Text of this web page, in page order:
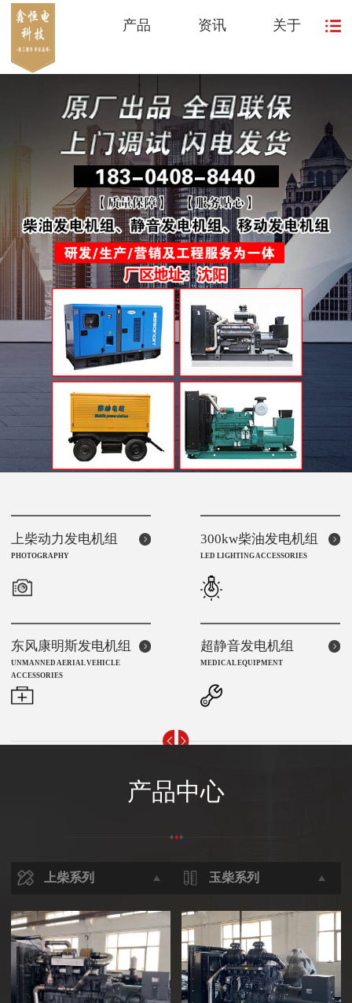
产品 资讯 关于
上柴动力发电机组
PHOTOGRAPHY
300kw柴油发电机组
LED LIGHTING ACCESSORIES
东风康明斯发电机组
UNMANNED AERIAL VEHICLE
ACCESSORIES
超静音发电机组
MEDICAL EQUIPMENT
产品中心
上柴系列 玉柴系列